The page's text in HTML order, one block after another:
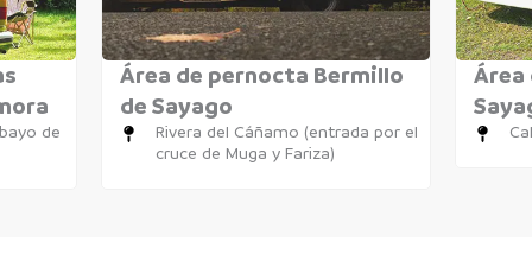
de
Área de pernocta Bermillo
de Sayago
Rivera del Cáñamo (entrada por el
cruce de Muga y Fariza)
Área